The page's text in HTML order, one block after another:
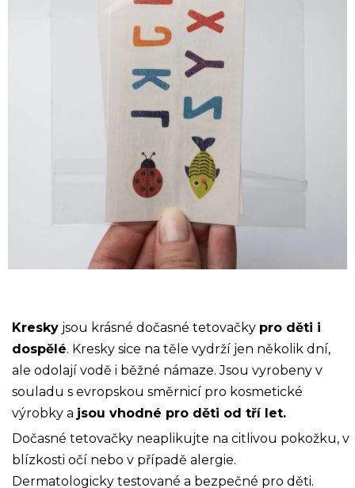
a
G
P
T
e
Kresky jsou krásné dočasné tetovačky pro děti i
dospělé. Kresky sice na těle vydrží jen několik dní,
ale odolají vodě i běžné námaze. Jsou vyrobeny v
souladu s evropskou směrnicí pro kosmetické
výrobky a jsou vhodné pro děti od tří let.
Dočasné tetovačky neaplikujte na citlivou pokožku, v
blízkosti očí nebo v případě alergie.
Dermatologicky testované a bezpečné pro děti.